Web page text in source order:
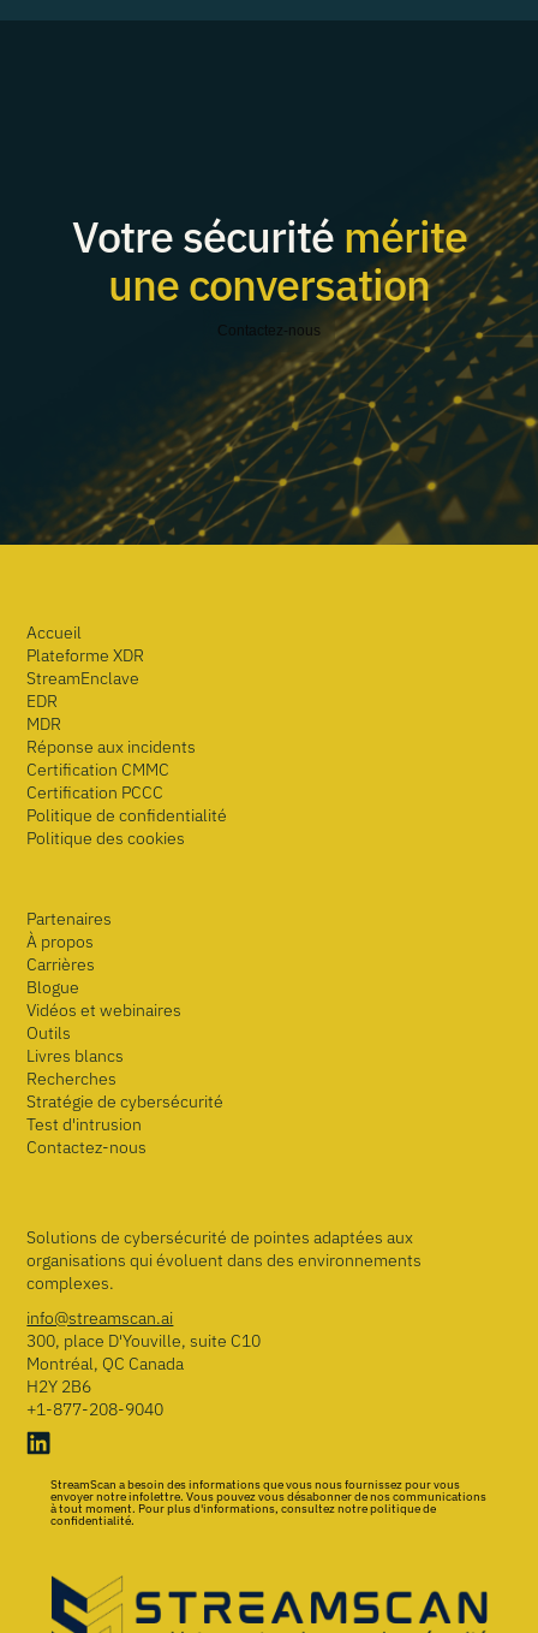
Votre sécurité mérite
une conversation
Contactez-nous
Accueil
Plateforme XDR
StreamEnclave
EDR
MDR
Réponse aux incidents
Certification CMMC
Certification PCCC
Politique de confidentialité
Politique des cookies
Partenaires
À propos
Carrières
Blogue
Vidéos et webinaires
Outils
Livres blancs
Recherches
Stratégie de cybersécurité
Test d'intrusion
Contactez-nous
Solutions de cybersécurité de pointes adaptées aux
organisations qui évoluent dans des environnements
complexes.
info@streamscan.ai
300, place D'Youville, suite C10
Montréal, QC Canada
H2Y 2B6
+1-877-208-9040
StreamScan a besoin des informations que vous nous fournissez pour vous
envoyer notre infolettre. Vous pouvez vous désabonner de nos communications
à tout moment. Pour plus d'informations, consultez notre politique de
confidentialité.